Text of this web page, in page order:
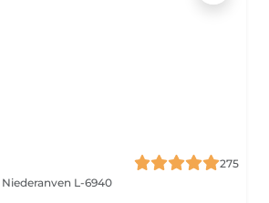
275
Niederanven L-6940